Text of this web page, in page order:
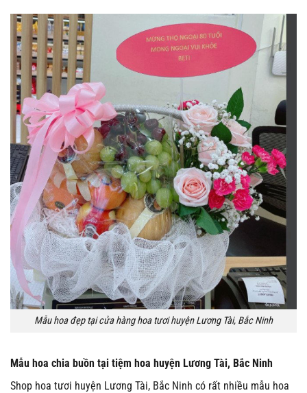
Mẫu hoa đẹp tại cửa hàng hoa tươi huyện Lương Tài, Bắc Ninh
Mẫu hoa chia buồn tại tiệm hoa huyện Lương Tài, Bắc Ninh
Shop hoa tươi huyện Lương Tài, Bắc Ninh có rất nhiều mẫu hoa